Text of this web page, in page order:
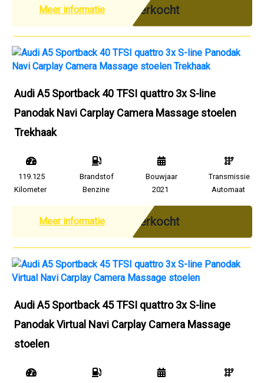
Meer informatie Verkocht
Audi A5 Sportback 40 TFSI quattro 3x S-line
Panodak Navi Carplay Camera Massage stoelen
Trekhaak
119.125
Kilometer
Brandstof
Benzine
Bouwjaar
2021
Transmissie
Automaat
Meer informatie Verkocht
Audi A5 Sportback 45 TFSI quattro 3x S-line
Panodak Virtual Navi Carplay Camera Massage
stoelen